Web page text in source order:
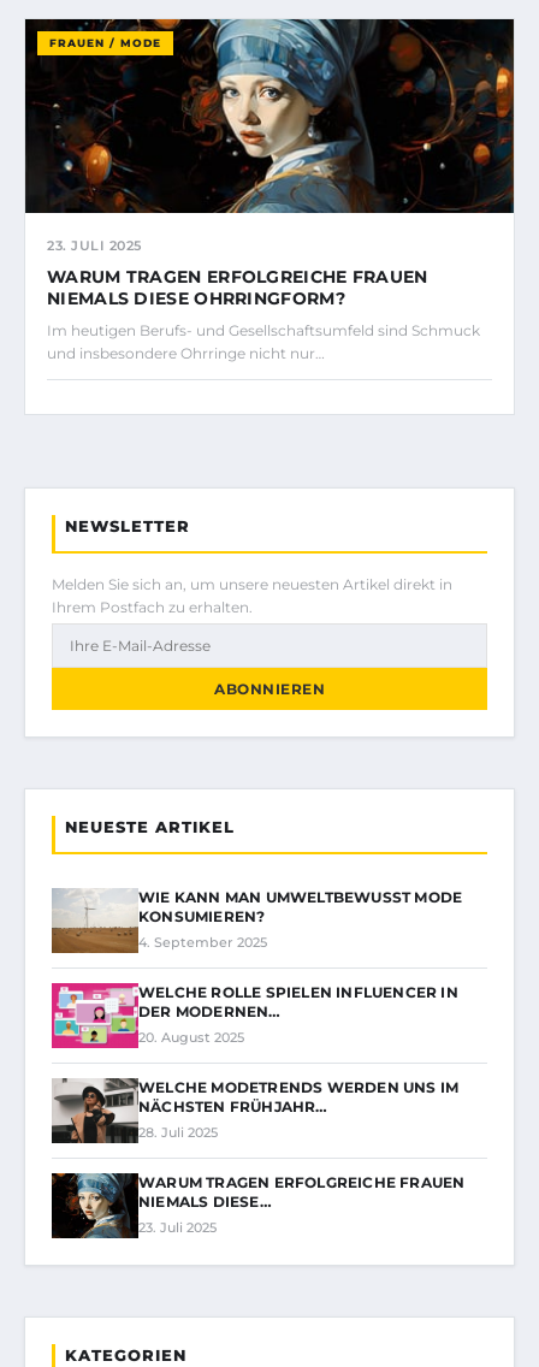
FRAUEN / MODE
23. JULI 2025
WARUM TRAGEN ERFOLGREICHE FRAUEN
NIEMALS DIESE OHRRINGFORM?
Im heutigen Berufs- und Gesellschaftsumfeld sind Schmuck
und insbesondere Ohrringe nicht nur…
NEWSLETTER
Melden Sie sich an, um unsere neuesten Artikel direkt in
Ihrem Postfach zu erhalten.
ABONNIEREN
NEUESTE ARTIKEL
WIE KANN MAN UMWELTBEWUSST MODE
KONSUMIEREN?
4. September 2025
WELCHE ROLLE SPIELEN INFLUENCER IN
DER MODERNEN…
20. August 2025
WELCHE MODETRENDS WERDEN UNS IM
NÄCHSTEN FRÜHJAHR…
28. Juli 2025
WARUM TRAGEN ERFOLGREICHE FRAUEN
NIEMALS DIESE…
23. Juli 2025
KATEGORIEN